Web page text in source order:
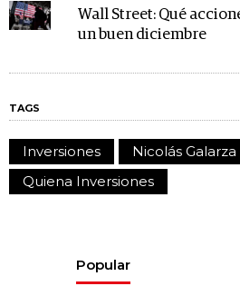
Wall Street: Qué
un buen diciembre
TAGS
Inversiones
Nicolás Galarza
Quiena Inversiones
Popular